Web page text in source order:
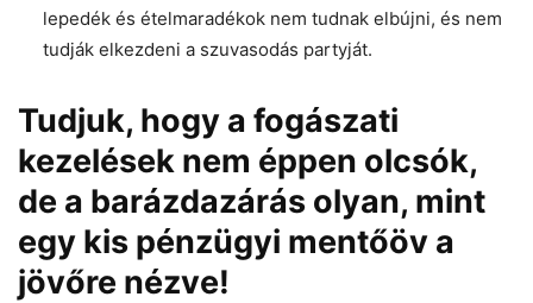
lepedék és ételmaradékok nem tudnak elbújni, és nem
tudják elkezdeni a szuvasodás partyját.
Tudjuk, hogy a fogászati
kezelések nem éppen olcsók,
de a barázdazárás olyan, mint
egy kis pénzügyi mentőöv a
jövőre nézve!